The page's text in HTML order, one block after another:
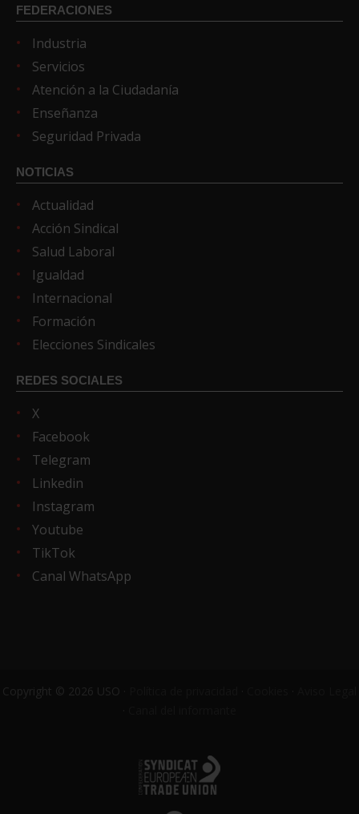
FEDERACIONES
Industria
Servicios
Atención a la Ciudadanía
Enseñanza
Seguridad Privada
NOTICIAS
Actualidad
Acción Sindical
Salud Laboral
Igualdad
Internacional
Formación
Elecciones Sindicales
REDES SOCIALES
X
Facebook
Telegram
Linkedin
Instagram
Youtube
TikTok
Canal WhatsApp
Copyright © 2026 USO ·